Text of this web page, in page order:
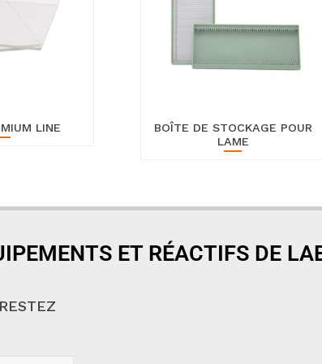
LINE
BOÎTE DE STOCKAGE POUR
LAME
ET RÉACTIFS DE